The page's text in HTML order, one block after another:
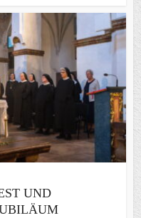
UND